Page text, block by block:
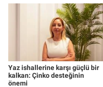
Yaz ishallerine karşı güçlü bir
kalkan: Çinko desteğinin
önemi
Türkiye'nin Geleceği
Türkiye'nin Gündemi
Yerel Gündem